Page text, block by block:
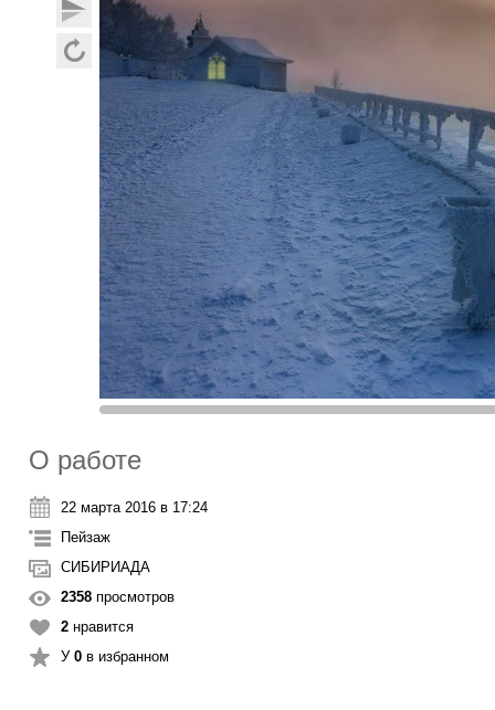
О работе
22 марта 2016 в 17:24
Пейзаж
СИБИРИАДА
2358 просмотров
2 нравится
У 0 в избранном